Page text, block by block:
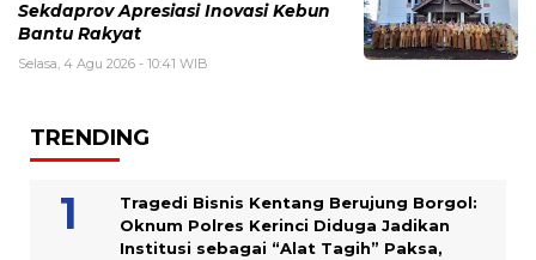
Sekdaprov Apresiasi Inovasi Kebun
Bantu Rakyat
Selasa, 4 Agu 2026 - 10:41 WIB
TRENDING
Tragedi Bisnis Kentang Berujung Borgol:
Oknum Polres Kerinci Diduga Jadikan
Institusi sebagai “Alat Tagih” Paksa,